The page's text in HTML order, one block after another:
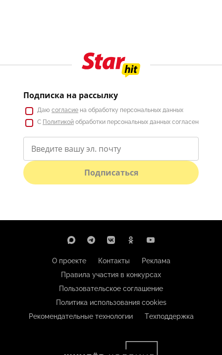
Подписка на рассылку
Даю согласие на обработку персональных данных
С Политикой обработки персональных данных согласен
Подписаться
О проекте Контакты
Реклама
Правила участия в конкурсах
Пользовательское соглашение
Политика использования cookies
Рекомендательные технологии
Техподдержка